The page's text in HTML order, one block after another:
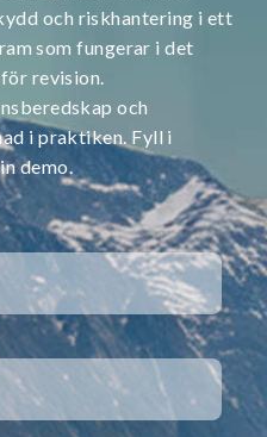
och riskhantering i ett
som fungerar i det
revision.
och
i praktiken. Fyll i
demo.